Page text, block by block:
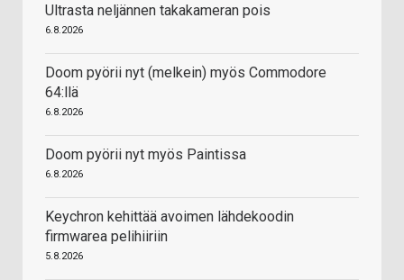
Ultrasta neljännen takakameran pois
6.8.2026
Doom pyörii nyt (melkein) myös Commodore
64:llä
6.8.2026
Doom pyörii nyt myös Paintissa
6.8.2026
Keychron kehittää avoimen lähdekoodin
firmwarea pelihiiriin
5.8.2026